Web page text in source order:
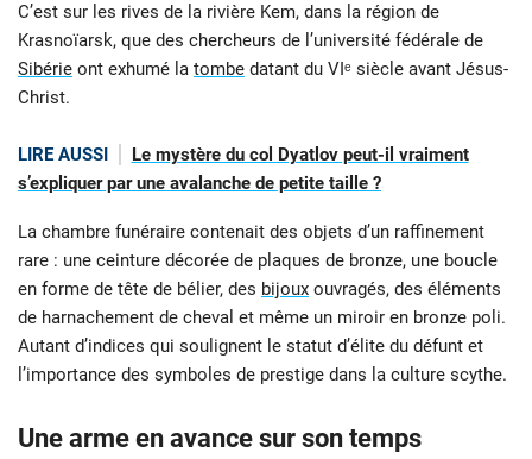
C’est sur les rives de la rivière Kem, dans la région de
Krasnoïarsk, que des chercheurs de l’université fédérale de
Sibérie ont exhumé la tombe datant du VIᵉ siècle avant Jésus-
Christ.
LIRE AUSSI
Le mystère du col Dyatlov peut-il vraiment
s’expliquer par une avalanche de petite taille ?
La chambre funéraire contenait des objets d’un raffinement
rare : une ceinture décorée de plaques de bronze, une boucle
en forme de tête de bélier, des bijoux ouvragés, des éléments
de harnachement de cheval et même un miroir en bronze poli.
Autant d’indices qui soulignent le statut d’élite du défunt et
l’importance des symboles de prestige dans la culture scythe.
Une arme en avance sur son temps